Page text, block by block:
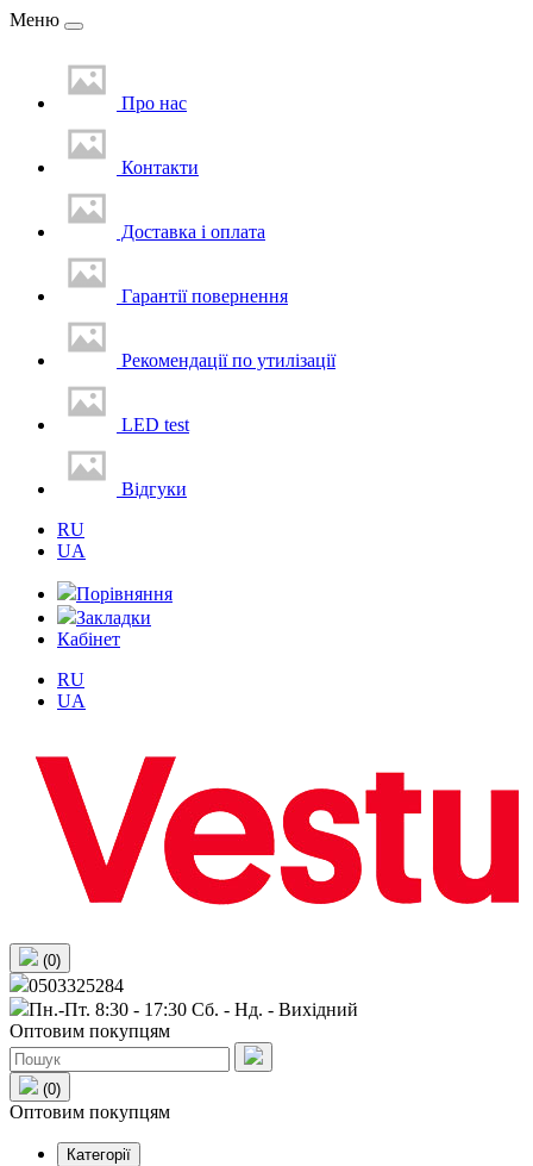
Меню
Про нас
Контакти
Доставка i оплата
Гарантії повернення
Рекомендації по утилізації
LED test
Вiдгуки
RU
UA
Порівняння
Закладки
Кабінет
RU
UA
(0)
0503325284
Пн.-Пт. 8:30 - 17:30 Сб. - Нд. - Вихiдний
Оптовим покупцям
(0)
Оптовим покупцям
Категорії